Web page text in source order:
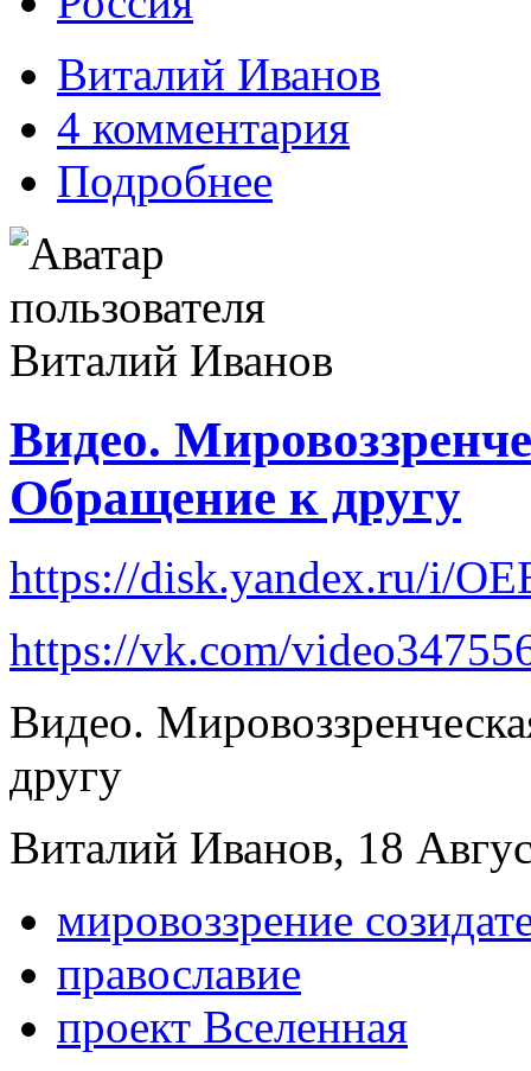
Виталий Иванов
4 комментария
Подробнее
Видео.
Обращение к другу
https://disk.yandex.ru/i/
https://vk.com/
Видео.
другу
Виталий Иванов, 18
мировоззрение
православие
проект Вселенная